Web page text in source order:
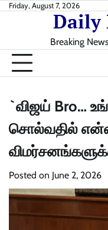
SkipFriday, August 7, 2026
Daily
Breaking
`விஜய் Bro…
சொல்வதில்
Posted on June 2, 2026